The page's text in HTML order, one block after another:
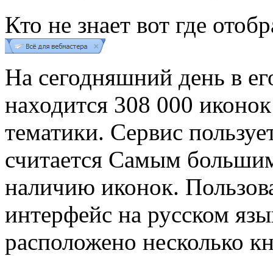
Кто не знает вот где
На сегодняшний день в
находится 308 000
тематики. Сервис
считается Самым
наличию иконок.
интерфейс на русском
расположено несколько